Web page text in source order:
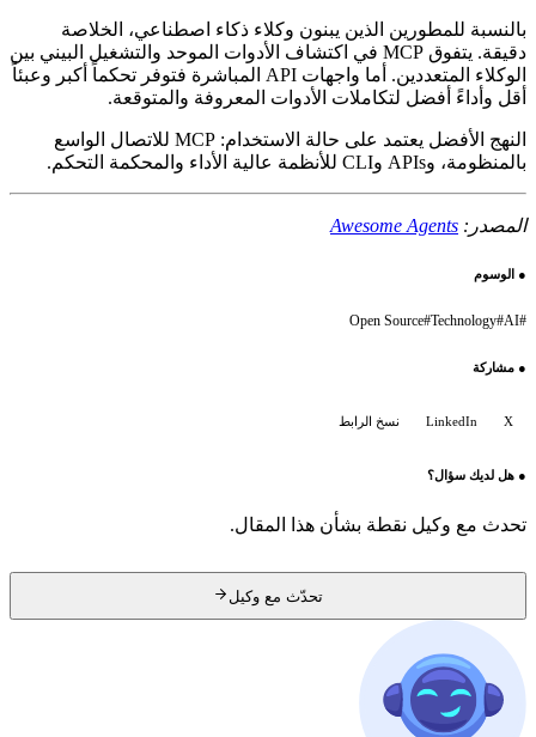
بالنسبة للمطورين الذين يبنون وكلاء ذكاء اصطناعي، الخلاصة
دقيقة. يتفوق MCP في اكتشاف الأدوات الموحد والتشغيل البيني بين
الوكلاء المتعددين. أما واجهات API المباشرة فتوفر تحكماً أكبر وعبئاً
أقل وأداءً أفضل لتكاملات الأدوات المعروفة والمتوقعة.
النهج الأفضل يعتمد على حالة الاستخدام: MCP للاتصال الواسع
بالمنظومة، وAPIs وCLI للأنظمة عالية الأداء والمحكمة التحكم.
المصدر: Awesome Agents
●الوسوم
AI
#
Technology
#
Open Source
●مشاركة
LinkedIn نسخ الرابط
●هل لديك سؤال؟
تحدث مع وكيل نقطة بشأن هذا المقال.
تحدّث مع وكيل